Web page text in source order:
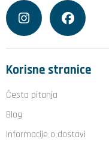
Korisne stranice
Česta pitanja
Blog
Informacije o dostavi